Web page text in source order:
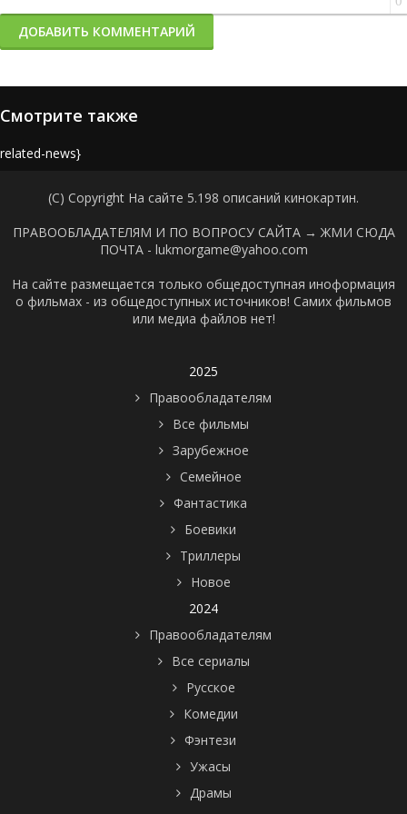
ДОБАВИТЬ КОММЕНТАРИЙ
Смотрите также
news}
(C) Copyright На сайте 5.198 описаний кинокартин.
ПРАВООБЛАДАТЕЛЯМ И ПО ВОПРОСУ САЙТА → ЖМИ СЮДА
ПОЧТА - lukmorgame@yahoo.com
На сайте размещается только общедоступная иноформация
о фильмах - из общедоступных источников! Самих фильмов
или медиа файлов нет!
2025
Правообладателям
Все фильмы
Зарубежное
Семейное
Фантастика
Боевики
Триллеры
Новое
2024
Правообладателям
Все сериалы
Русское
Комедии
Фэнтези
Ужасы
Драмы